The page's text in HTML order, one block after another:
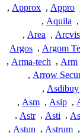
Appro
,
Approx
,
,
Aquila
,
,
Area
,
Argom
,
Argos
Arm
,
Arma-tech
,
Arrow
,
Asdibuy
,
,
Asip
,
Asm
,
,
Asti
,
Astr
,
,
Astrum
,
Astun
,